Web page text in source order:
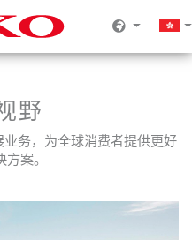
野
务，为全球消费者提供更好
案。